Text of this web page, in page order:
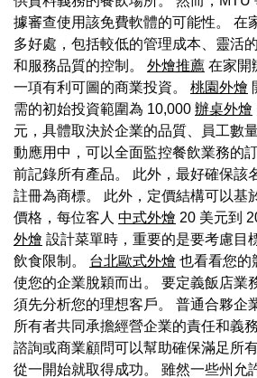
據審查使用該免費軟體的可能性。 在
多好處，包括較低的管理成本、靈活
和服務品質的控制。 外燴推薦 在家開
一項有利可圖的商業投資。 桃園外燴
需的初始投資範圍為 10,000 辦桌外燴
元，具體取決於企業的品質、員工數
動應用中，可以全面監控餐飲業務的
前記錄所有產品。 此外，最好確保該
註冊為商標。 此外，定價結構可以基
價格，每位客人 中式外燴 20 美元到
外燴 設計菜單時，重要的是要考慮目
飲食限制。 台北歐式外燴 也看看您的
使您的企業脫穎而出。 要定義飯店業
須先分析您的理想客戶。 普通合夥企
所有者共同承擔經營企業的責任和義
諮詢或商業顧問可以幫助確保滿足所
從一開始就取得成功。 雖然一些州允